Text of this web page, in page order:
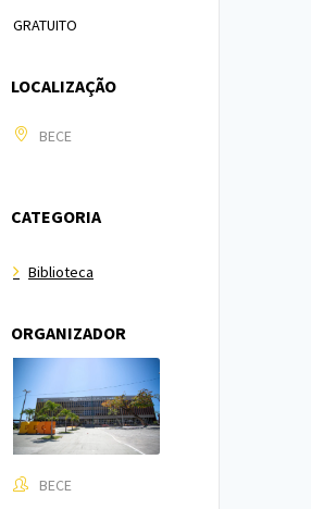
GRATUITO
LOCALIZAÇÃO
BECE
CATEGORIA
Biblioteca
ORGANIZADOR
BECE